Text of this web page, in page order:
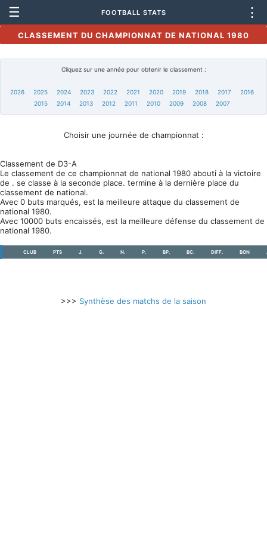
☰ FOOTBALL STATS ⋮
CLASSEMENT DU CHAMPIONNAT DE NATIONAL 1980
Cliquez sur une année pour obtenir le classement :
2026 2025 2024 2023 2022 2021 2020 2019 2018 2017
2016
2015
2014 2013 2012 2011 2010 2009 2008 2007
Choisir une journée de championnat :
Classement de D3-A
Le classement de ce championnat de national 1980 abouti à la victoire
de . se classe à la seconde place. termine à la dernière place du
classement de national.
Avec 0 buts marqués, est la meilleure attaque du classement de
national 1980.
Avec 10000 buts encaissés, est la meilleure défense du classement de
national 1980.
CLUB PTS J. G. N. P. BP. BC. DIFF. BON
>>> Synthèse des matchs de la saison